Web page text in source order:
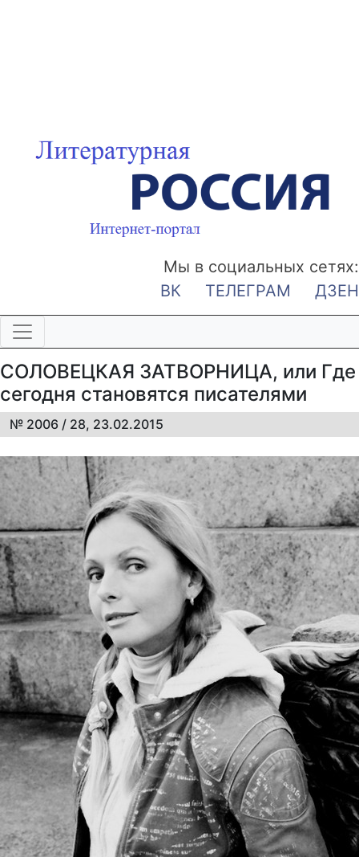
Мы в социальных сетях:
ВК
ТЕЛЕГРАМ ДЗЕН
СОЛОВЕЦКАЯ ЗАТВОРНИЦА, или Где
сегодня становятся писателями
№ 2006 / 28, 23.02.2015